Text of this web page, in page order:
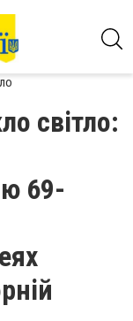
світло:
69-